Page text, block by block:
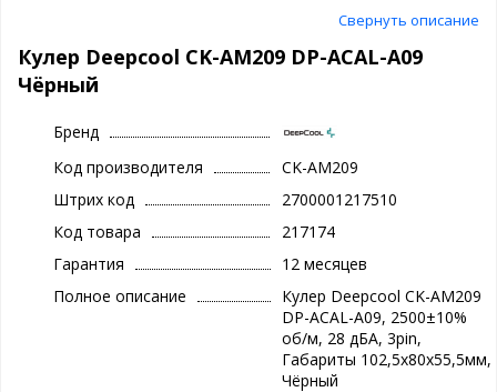
Свернуть описание
Кулер Deepcool CK-AM209 DP-ACAL-A09
Чёрный
Бренд
Код производителя
CK-AM209
Штрих код
2700001217510
Код товара
217174
Гарантия
12 месяцев
Полное описание
Кулер Deepcool CK-AM209
DP-ACAL-A09, 2500±10%
об/м, 28 дБА, 3pin,
Габариты 102,5х80х55,5мм,
Чёрный